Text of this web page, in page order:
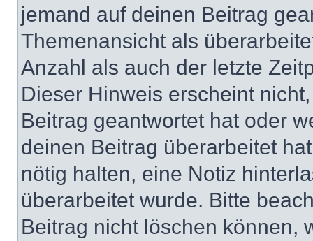
jemand auf deinen Beitrag
Themenansicht als
Anzahl als auch der letzte
Dieser Hinweis erscheint
Beitrag geantwortet hat oder
deinen Beitrag überarbeitet
nötig halten, eine Notiz
überarbeitet wurde. Bitte
Beitrag nicht löschen können,